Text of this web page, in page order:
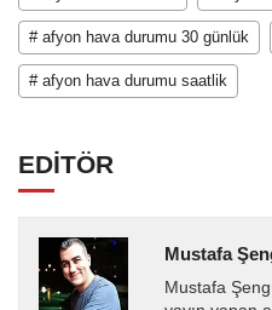
# afyon hava durumu 30 günlük
# afyon hava durumu saatlik
EDİTÖR
Mustafa
Mustafa